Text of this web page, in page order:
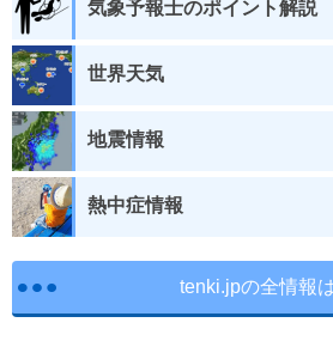
気象予報士のポイント解説
世界天気
地震情報
熱中症情報
tenki.jpの全情報